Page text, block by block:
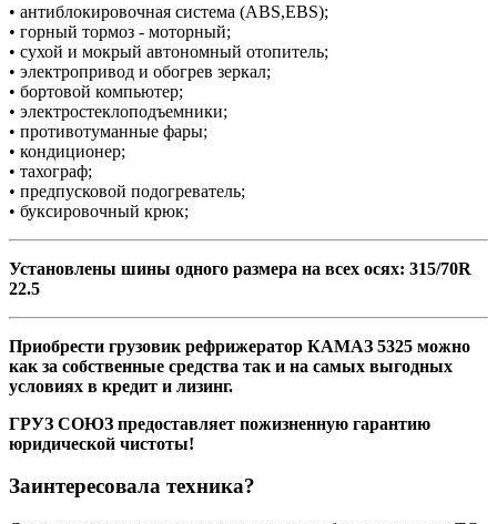
• антиблокировочная система (ABS,EBS);
• горный тормоз - моторный;
• сухой и мокрый автономный отопитель;
• электропривод и обогрев зеркал;
• бортовой компьютер;
• электростеклоподъемники;
• противотуманные фары;
• кондиционер;
• тахограф;
• предпусковой подогреватель;
• буксировочный крюк;
Установлены шины одного размера на всех осях: 315/70R
22.5
Приобрести грузовик рефрижератор КАМАЗ 5325 можно
как за собственные средства так и на самых выгодных
условиях в кредит и лизинг.
ГРУЗ СОЮЗ предоставляет пожизненную гарантию
юридической чистоты!
Заинтересовала техника?